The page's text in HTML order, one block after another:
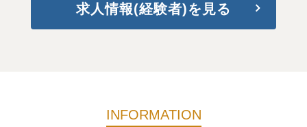
求人情報(経験者)を見る
INFORMATION